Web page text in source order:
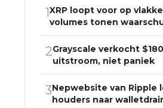
1XRP loopt voor op
volumes tonen
2Grayscale verkocht
uitstroom, niet paniek
3Nepwebsite van Ripple
houders naar